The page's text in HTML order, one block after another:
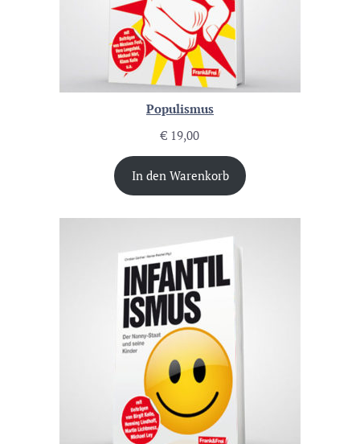
Populismus
€ 19,00
In den Warenkorb